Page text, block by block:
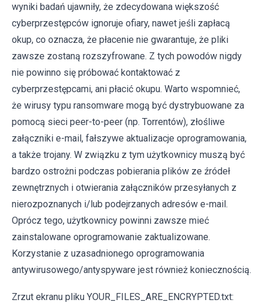
wyniki badań ujawniły, że zdecydowana większość
cyberprzestępców ignoruje ofiary, nawet jeśli zapłacą
okup, co oznacza, że ​​płacenie nie gwarantuje, że pliki
zawsze zostaną rozszyfrowane. Z tych powodów nigdy
nie powinno się próbować kontaktować z
cyberprzestępcami, ani płacić okupu. Warto wspomnieć,
że wirusy typu ransomware mogą być dystrybuowane za
pomocą sieci peer-to-peer (np. Torrentów), złośliwe
załączniki e-mail, fałszywe aktualizacje oprogramowania,
a także trojany. W związku z tym użytkownicy muszą być
bardzo ostrożni podczas pobierania plików ze źródeł
zewnętrznych i otwierania załączników przesyłanych z
nierozpoznanych i/lub podejrzanych adresów e-mail.
Oprócz tego, użytkownicy powinni zawsze mieć
zainstalowane oprogramowanie zaktualizowane.
Korzystanie z uzasadnionego oprogramowania
antywirusowego/antyspyware jest również koniecznością.
Zrzut ekranu pliku YOUR_FILES_ARE_ENCRYPTED.txt: